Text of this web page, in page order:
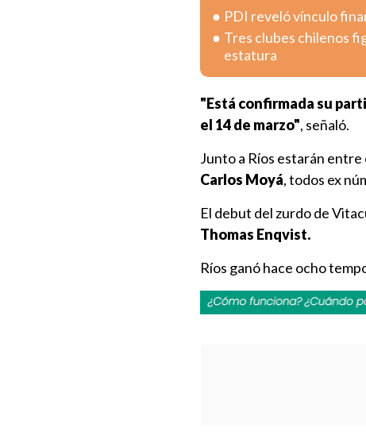
PDI reveló vínculo
Tres clubes chilenos
estatura
"Está confirmada su
el 14 de marzo", señaló.
Junto a Ríos estarán entre
Carlos Moyá, todos ex
El debut del zurdo de
Thomas Enqvist.
Ríos ganó hace ocho